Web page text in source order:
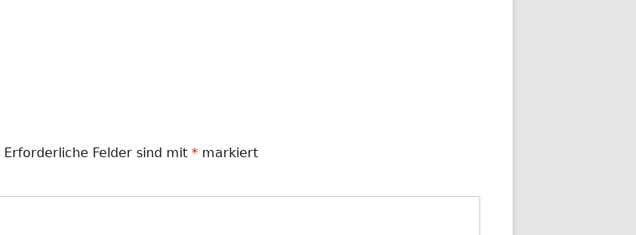
Erforderliche Felder sind mit * markiert